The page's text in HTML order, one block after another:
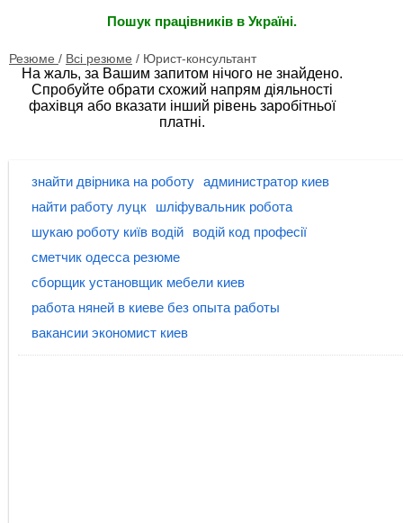
Пошук працівників в Україні.
Резюме / Всі резюме / Юрист-консультант
На жаль, за Вашим запитом нічого не знайдено.
Спробуйте обрати схожий напрям діяльності
фахівця або вказати інший рівень заробітньої
платні.
знайти двірника на роботу администратор киев
найти работу луцк
шліфувальник робота
шукаю роботу київ водій
водій код професії
сметчик одесса резюме
сборщик установщик мебели киев
работа няней в киеве без опыта работы
вакансии экономист киев